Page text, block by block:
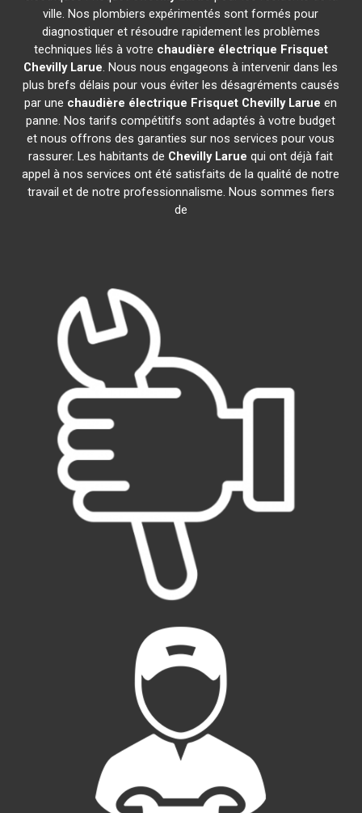
ville. Nos plombiers expérimentés sont formés pour
diagnostiquer et résoudre rapidement les problèmes
techniques liés à votre chaudière électrique Frisquet
Chevilly Larue. Nous nous engageons à intervenir dans les
plus brefs délais pour vous éviter les désagréments causés
par une chaudière électrique Frisquet Chevilly Larue en
panne. Nos tarifs compétitifs sont adaptés à votre budget
et nous offrons des garanties sur nos services pour vous
rassurer. Les habitants de Chevilly Larue qui ont déjà fait
appel à nos services ont été satisfaits de la qualité de notre
travail et de notre professionnalisme. Nous sommes fiers
de